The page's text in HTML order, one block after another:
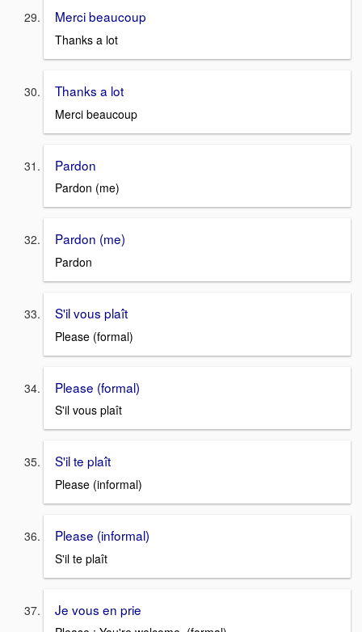
Merci beaucoup
Thanks a lot
Thanks a lot
Merci beaucoup
Pardon
Pardon (me)
Pardon (me)
Pardon
S'il vous plaît
Please (formal)
Please (formal)
S'il vous plaît
S'il te plaît
Please (informal)
Please (informal)
S'il te plaît
Je vous en prie